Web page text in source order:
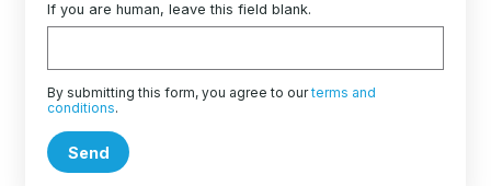
If you are human, leave this field blank.
By submitting this form, you agree to ourterms and
conditions.
Send